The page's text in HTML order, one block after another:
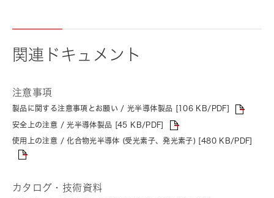
関連ドキュメント
注意事項
製品に関する注意事項とお願い / 光半導体製品 [106 KB/PDF]
安全上の注意 / 光半導体製品 [45 KB/PDF]
使用上の注意 / 化合物光半導体 (受光素子、発光素子) [480 KB/PDF]
カタログ・技術資料